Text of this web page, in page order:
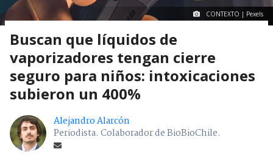
CONTEXTO | Pexels
Buscan que líquidos de
vaporizadores tengan cierre
seguro para niños: intoxicaciones
subieron un 400%
Alejandro Alarcón
Periodista. Colaborador de BioBioChile.